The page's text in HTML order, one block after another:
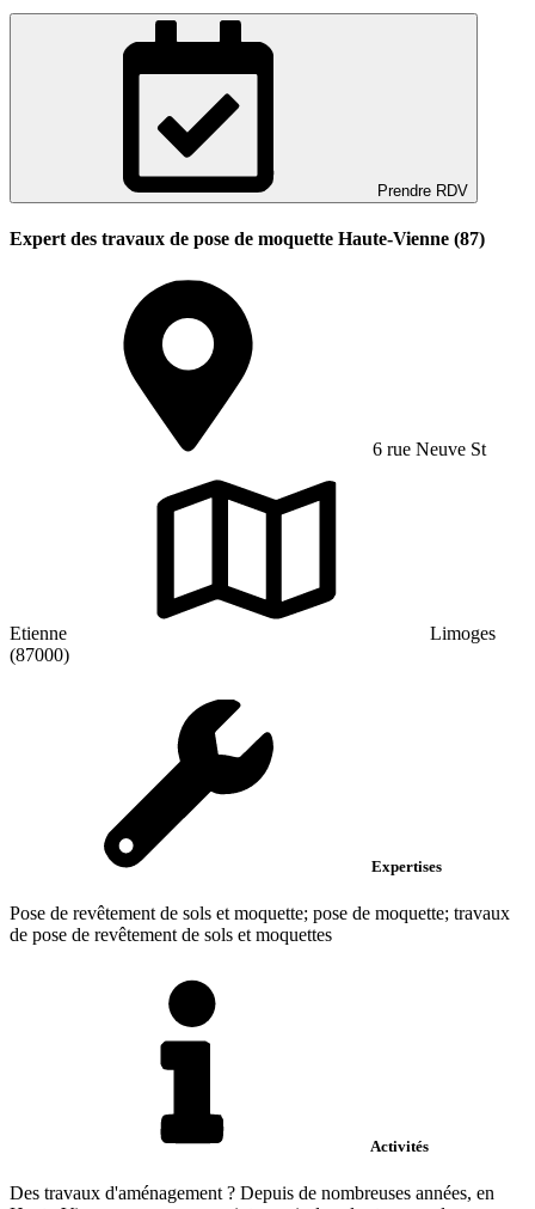
Prendre RDV
Expert des travaux de pose de moquette Haute-Vienne (87)
6 rue Neuve St
Etienne
Limoges
(87000)
Expertises
Pose de revêtement de sols et moquette; pose de moquette; travaux
de pose de revêtement de sols et moquettes
Activités
Des travaux d'aménagement ? Depuis de nombreuses années, en